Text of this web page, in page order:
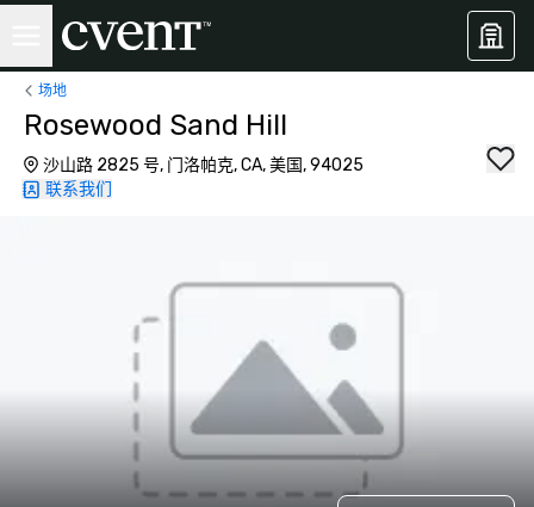
场地
Rosewood Sand Hill
沙山路 2825 号, 门洛帕克, CA, 美国, 94025
联系我们